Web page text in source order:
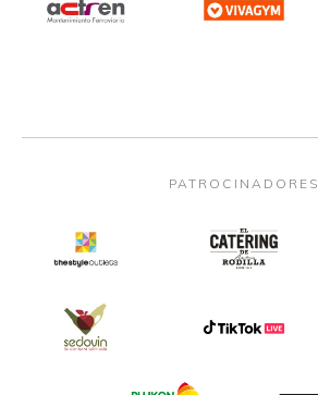
PATROCINADORES